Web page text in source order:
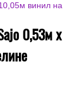
винил на
0,53м x